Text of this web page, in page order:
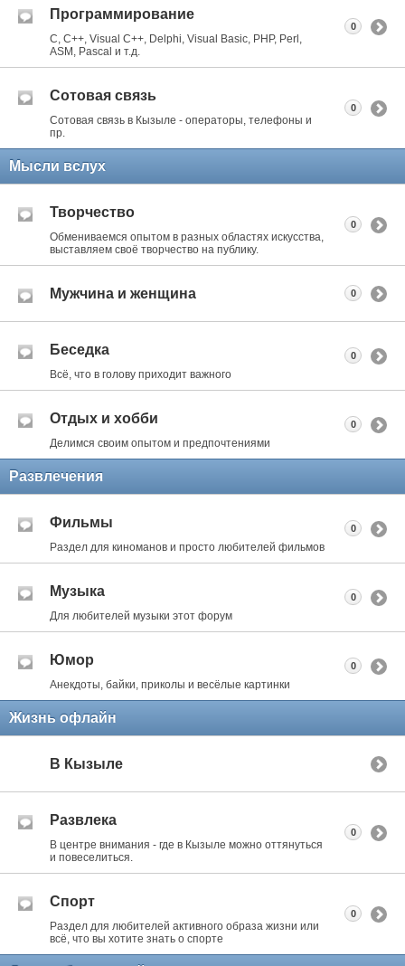
Программирование
C, C++, Visual C++, Delphi, Visual Basic, PHP, Perl,
ASM, Pascal и т.д.
0
Сотовая связь
Сотовая связь в Кызыле - операторы, телефоны и
пр.
0
Мысли вслух
Творчество
Обмениваемся опытом в разных областях искусства,
выставляем своё творчество на публику.
0
Мужчина и женщина 0
Беседка
Всё, что в голову приходит важного
0
Отдых и хобби
Делимся своим опытом и предпочтениями
0
Развлечения
Фильмы
Раздел для киноманов и просто любителей фильмов
0
Музыка
Для любителей музыки этот форум
0
Юмор
Анекдоты, байки, приколы и весёлые картинки
0
Жизнь офлайн
В Кызыле
Развлека
В центре внимания - где в Кызыле можно оттянуться
и повеселиться.
0
Спорт
Раздел для любителей активного образа жизни или
всё, что вы хотите знать о спорте
0